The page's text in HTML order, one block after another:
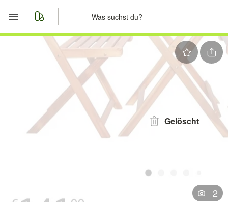
Start
Merkliste
Nachrichten
Anzeige aufgeben
Gelöscht
2